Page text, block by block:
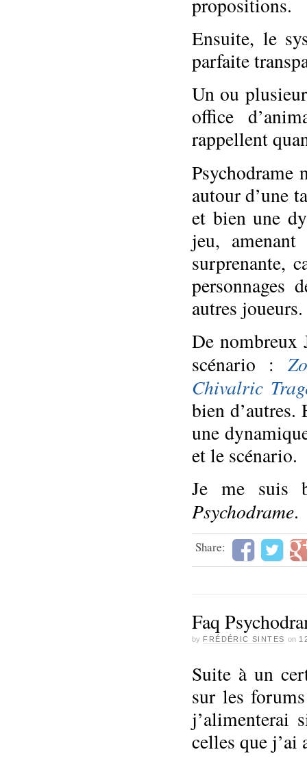
Ensuite, le
parfaite
Un ou
office
rappellent
Psychodrame
autour d’une
et bien une
jeu,
surprenante,
personnages
autres joueurs.
De nombreux
scénario :
Chivalric
bien
une
et le scénario.
Je me suis
Psychodrame.
Share:
Faq
by FRÉDÉRIC SINTES on
Suite à un
sur les
j’alimenterai
celles que j’ai